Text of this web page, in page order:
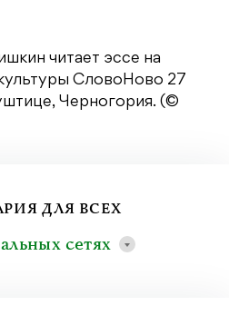
читает эссе на
СловоНово 27
Черногория. (©
ДЛЯ ВСЕХ
сетях